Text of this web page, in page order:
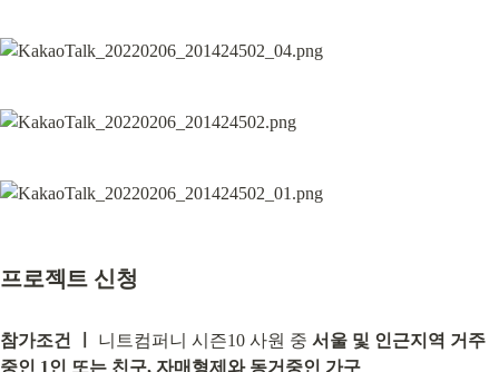
프로젝트 신청
참가조건 ㅣ 니트컴퍼니 시즌10 사원 중 서울 및 인근지역 거주
중인 1인 또는 친구, 자매형제와 동거중인 가구